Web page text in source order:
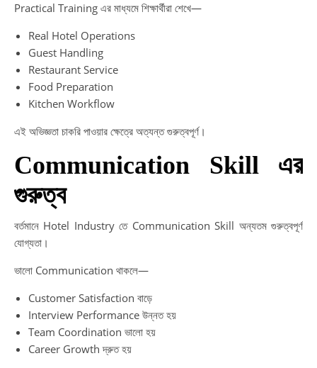
Practical Training এর মাধ্যমে শিক্ষার্থীরা শেখে—
Real Hotel Operations
Guest Handling
Restaurant Service
Food Preparation
Kitchen Workflow
এই অভিজ্ঞতা চাকরি পাওয়ার ক্ষেত্রে অত্যন্ত গুরুত্বপূর্ণ।
Communication Skill এর
গুরুত্ব
বর্তমানে Hotel Industry তে Communication Skill অন্যতম গুরুত্বপূর্ণ
যোগ্যতা।
ভালো Communication থাকলে—
Customer Satisfaction বাড়ে
Interview Performance উন্নত হয়
Team Coordination ভালো হয়
Career Growth দ্রুত হয়